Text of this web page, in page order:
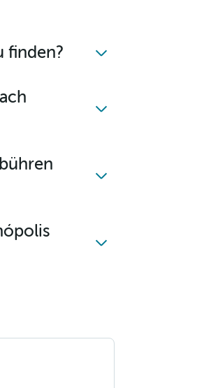
finden?